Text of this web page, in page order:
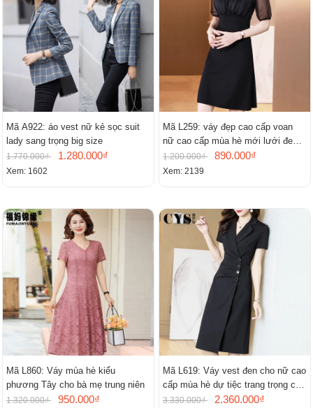
Mã A922: áo vest nữ kẻ sọc suit
lady sang trọng big size
1.770.000₫ 1.280.000₫
Xem: 1602
Mã L259: váy đẹp cao cấp voan
nữ cao cấp mùa hè mới lưới đen
cao cấp khí chất nhỏ tay ngắn
1.200.000₫ 890.000₫
Xem: 2139
Mã L860: Váy mùa hè kiểu
phương Tây cho bà mẹ trung niên
1.320.000₫ 950.000₫
Mã L619: Váy vest đen cho nữ cao
cấp mùa hè dự tiệc trang trọng cao
cấp
3.330.000₫ 2.360.000₫